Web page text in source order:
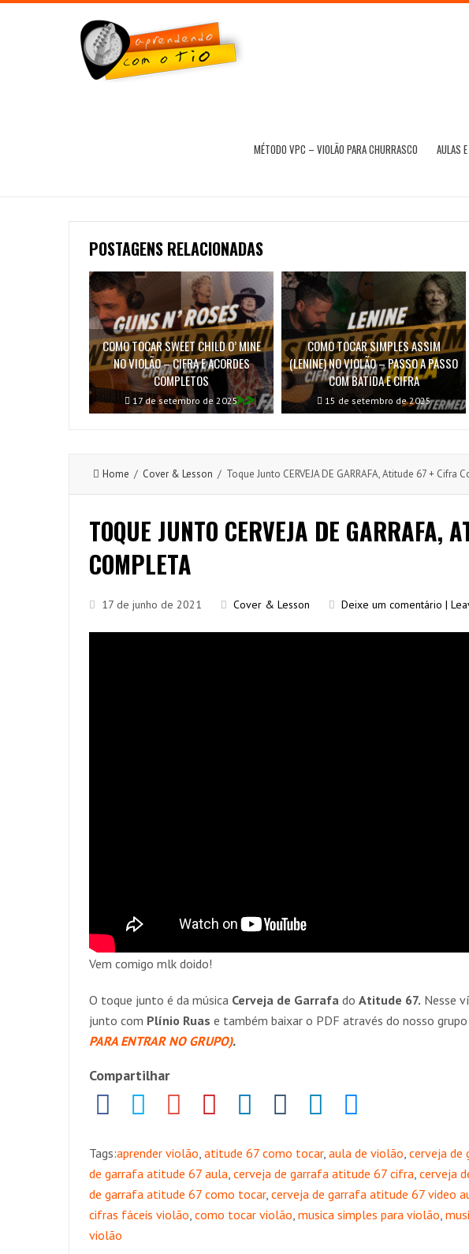
MÉTODO VPC – VIOLÃO PARA CHURRASCO AULAS
POSTAGENS RELACIONADAS
COMO TOCAR SWEET CHILD O’ MINE
NO VIOLÃO – CIFRA E ACORDES
COMPLETOS
17 de setembro de 2025
COMO TOCAR SIMPLES ASSIM
(LENINE) NO VIOLÃO – PASSO A PASSO
COM BATIDA E CIFRA
15 de setembro de 2025
Home / Cover & Lesson / Toque Junto CERVEJA DE GARRAFA, Atitude 67 + Cifra
TOQUE JUNTO CERVEJA DE GARRAFA,
COMPLETA
17 de junho de 2021 Cover & Lesson Deixe um comentário |
Vem comigo mlk doido!
O toque junto é da música Cerveja de Garrafa do Atitude 67. Nesse
junto com Plínio Ruas e também baixar o PDF através do nosso grupo
PARA ENTRAR NO GRUPO).
Compartilhar
Tags:aprender violão atitude 67 como tocar, aula de violão cerveja de
de garrafa atitude 67 aula cerveja de garrafa atitude 67 cifra cerveja
de garrafa atitude 67 como tocar, cerveja de garrafa atitude 67 video
cifras fáceis violão como tocar violão musica simples para violão
violão